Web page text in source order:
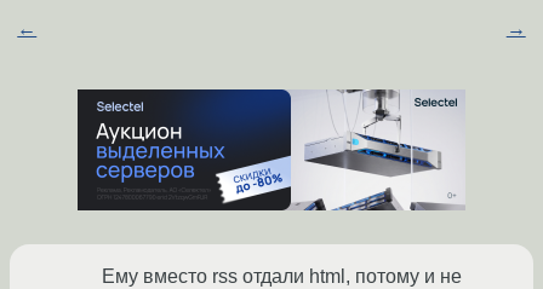
← →
Ему вместо rss отдали html, потому и не